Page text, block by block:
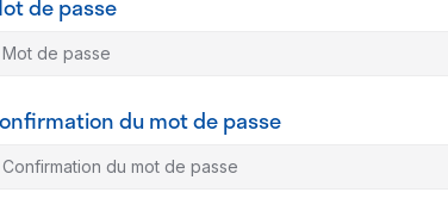
de passe
du mot de passe